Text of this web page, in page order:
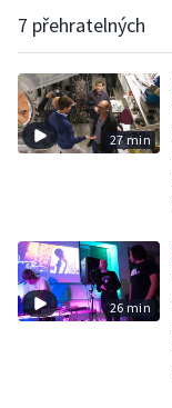
7 přehratelných
27 min
26 min